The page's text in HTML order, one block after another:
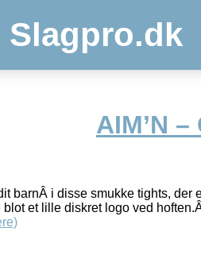
Slagpro.dk
AIM’N
barnÂ i disse smukke tights, der
et lille diskret logo ved